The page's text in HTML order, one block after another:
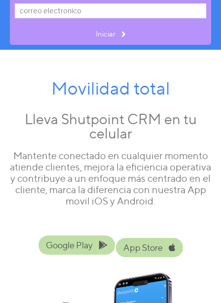
Iniciar
Movilidad total
Lleva Shutpoint CRM en tu
celular
Mantente conectado en cualquier momento
atiende clientes, mejora la eficiencia operativa
y contribuye a un enfoque más centrado en el
cliente, marca la diferencia con nuestra App
movil iOS y Android.
Google Play App Store